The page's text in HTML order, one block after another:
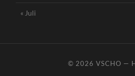
« Juli
© 2026 VSCHO —